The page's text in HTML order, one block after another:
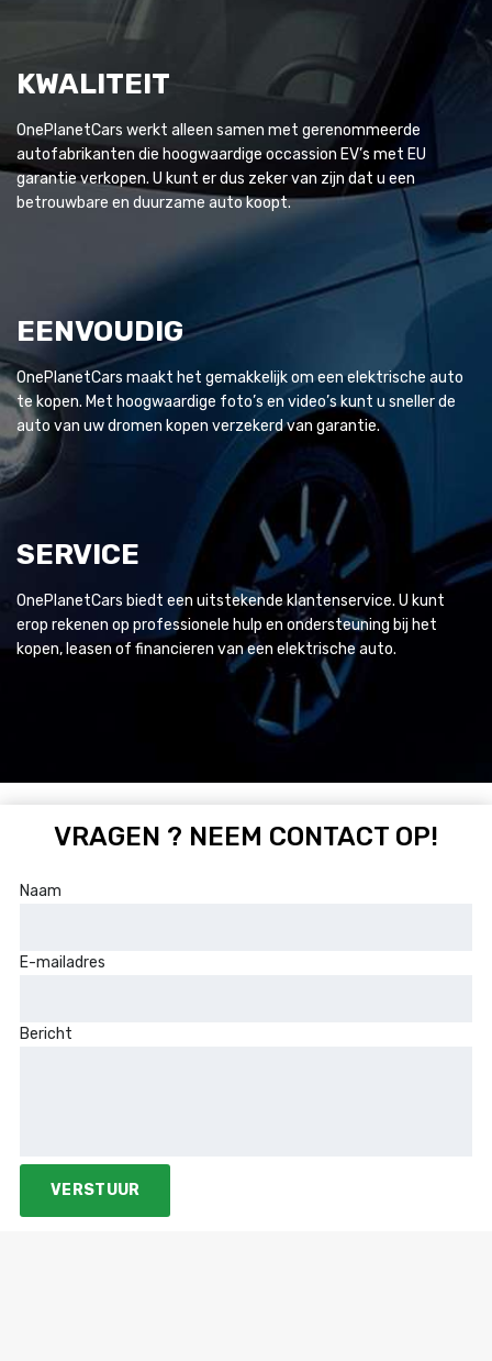
KWALITEIT
OnePlanetCars werkt alleen samen met gerenommeerde
autofabrikanten die hoogwaardige occassion EV’s met EU
garantie verkopen. U kunt er dus zeker van zijn dat u een
betrouwbare en duurzame auto koopt.
EENVOUDIG
OnePlanetCars maakt het gemakkelijk om een elektrische auto
te kopen. Met hoogwaardige foto’s en video’s kunt u sneller de
auto van uw dromen kopen verzekerd van garantie.
SERVICE
OnePlanetCars biedt een uitstekende klantenservice. U kunt
erop rekenen op professionele hulp en ondersteuning bij het
kopen, leasen of financieren van een elektrische auto.
VRAGEN ? NEEM CONTACT OP!
Naam
E-mailadres
Bericht